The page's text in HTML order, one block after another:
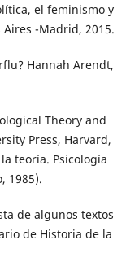
el feminismo y
-Madrid, 2015.
Hannah Arendt,
Theory and
Press, Harvard,
teoría. Psicología
1985).
de algunos textos
de Historia de la